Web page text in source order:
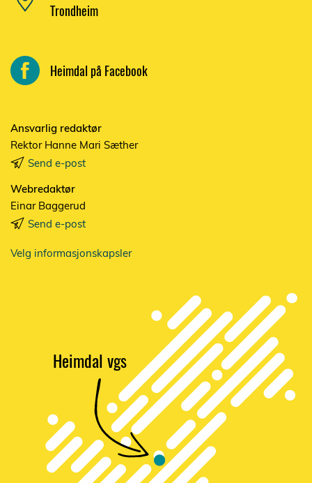
Trondheim
Heimdal på Facebook
Ansvarlig redaktør
Rektor Hanne Mari Sæther
Send e-post
Webredaktør
Einar Baggerud
Send e-post
Velg informasjonskapsler
Heimdal vgs